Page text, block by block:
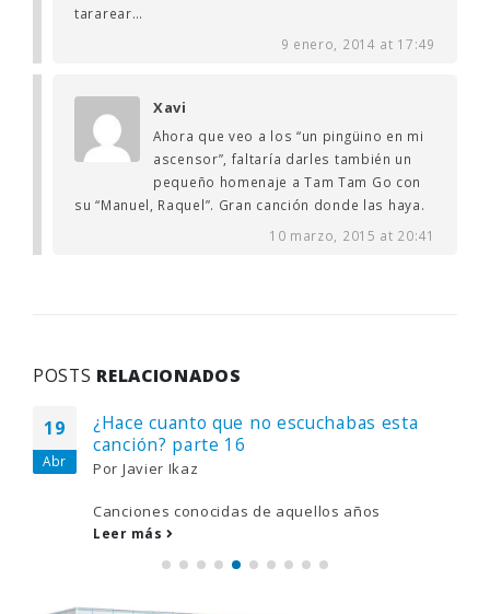
tararear…
9 enero, 2014 at 17:49
Xavi
Ahora que veo a los “un pingüino en mi
ascensor”, faltaría darles también un
pequeño homenaje a Tam Tam Go con
su “Manuel, Raquel”. Gran canción donde las haya.
10 marzo, 2015 at 20:41
POSTS RELACIONADOS
29
Oct
¿Qué fue de C.C. Catch?
PorJorge Díaz
jovencita que arrasó...
Leer más